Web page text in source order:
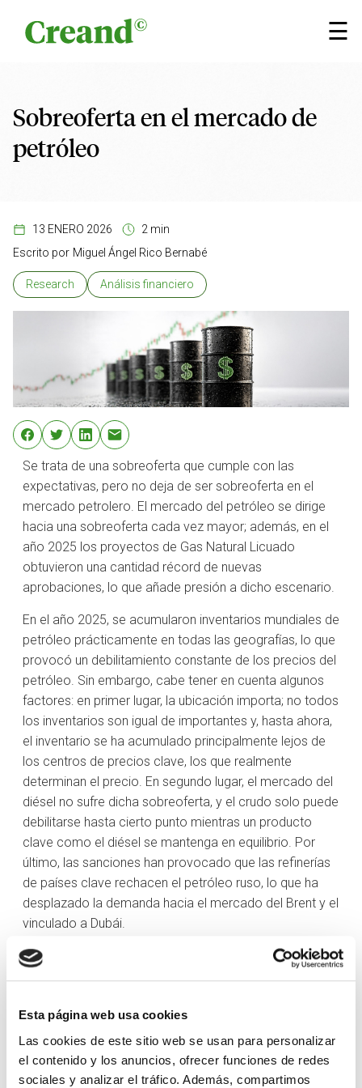
Esta página web usa cookies
Las cookies de este sitio web se usan para personalizar
el contenido y los anuncios, ofrecer funciones de redes
sociales y analizar el tráfico. Además, compartimos
☰
×
Sobreoferta en el mercado de
petróleo
13 ENERO 2026
2 min
Escrito por Miguel Ángel Rico Bernabé
Research Análisis financiero
Se trata de una sobreoferta que cumple con las
expectativas, pero no deja de ser sobreoferta en el
mercado petrolero. El mercado del petróleo se dirige
hacia una sobreoferta cada vez mayor; además, en el
año 2025 los proyectos de Gas Natural Licuado
obtuvieron una cantidad récord de nuevas
aprobaciones, lo que añade presión a dicho escenario.
En el año 2025, se acumularon inventarios mundiales de
petróleo prácticamente en todas las geografías, lo que
provocó un debilitamiento constante de los precios del
petróleo. Sin embargo, cabe tener en cuenta algunos
factores: en primer lugar, la ubicación importa; no todos
los inventarios son igual de importantes y, hasta ahora,
el inventario se ha acumulado principalmente lejos de
los centros de precios clave, los que realmente
determinan el precio. En segundo lugar, el mercado del
diésel no sufre dicha sobreoferta, y el crudo solo puede
debilitarse hasta cierto punto mientras un producto
clave como el diésel se mantenga en equilibrio. Por
último, las sanciones han provocado que las refinerías
de países clave rechacen el petróleo ruso, lo que ha
desplazado la demanda hacia el mercado del Brent y el
vinculado a Dubái.
En 2026, habrá que monitorizar varios factores clave:
cercano a los 0,9 millones de barriles al día, una cifra
1,2 millones de barriles al día. Aun así, representa una
revisión al alza respecto a los malos augurios